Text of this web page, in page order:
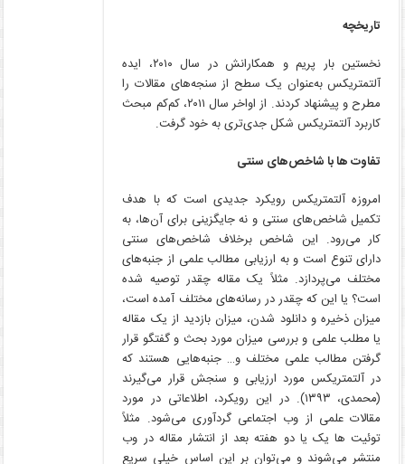
تاریخچه
نخستین بار پریم و همکارانش در سال ۲۰۱۰، ایده
آلتمتریکس به‌عنوان یک سطح از سنجه‌های مقالات را
مطرح و پیشنهاد کردند. از اواخر سال ۲۰۱۱، کم‌کم مبحث
کاربرد آلتمتریکس شکل جدی‌تری به خود گرفت.
تفاوت ها با شاخص‌های سنتی
امروزه آلتمتریکس رویکرد جدیدی است که با هدف
تکمیل شاخص‌های سنتی و نه جایگزینی برای آن‌ها، به
کار می‌رود. این شاخص برخلاف شاخص‌های سنتی
دارای تنوع است و به ارزیابی مطالب علمی از جنبه‌های
مختلف می‌پردازد. مثلاً یک مقاله چقدر توصیه شده
است؟ یا این که چقدر در رسانه‌های مختلف آمده است،
میزان ذخیره و دانلود شدن، میزان بازدید از یک مقاله
یا مطلب علمی و بررسی میزان مورد بحث و گفتگو قرار
گرفتن مطالب علمی مختلف و… جنبه‌هایی هستند که
در آلتمتریکس مورد ارزیابی و سنجش قرار می‌گیرند
(محمدی، ۱۳۹۳). در این رویکرد، اطلاعاتی در مورد
مقالات علمی از وب اجتماعی گردآوری می‌شود. مثلاً
توئیت ها یک یا دو هفته بعد از انتشار مقاله در وب
منتشر می‌شوند و می‌توان بر این اساس خیلی سریع